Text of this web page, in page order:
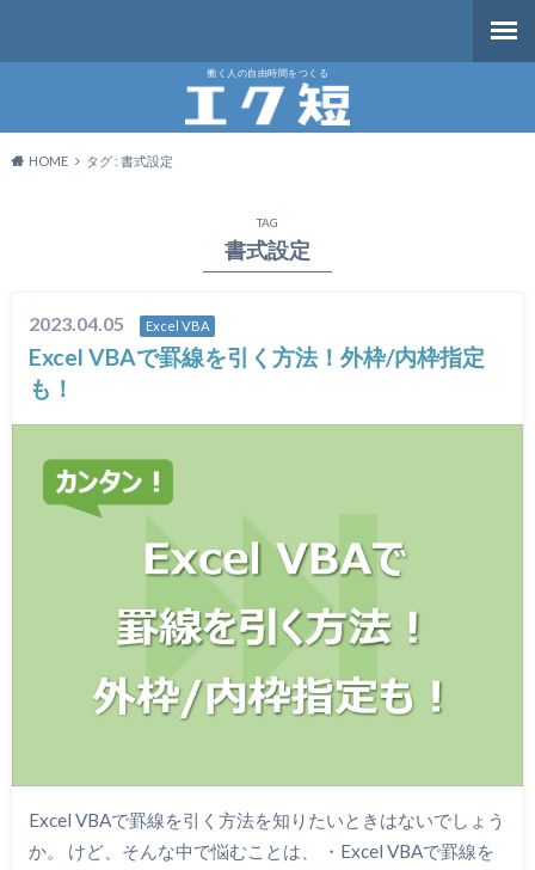
働く人の自由時間をつくる
HOME タグ : 書式設定
TAG
書式設定
2023.04.05 Excel VBA
Excel VBAで罫線を引く方法！外枠/内枠指定
も！
Excel VBAで罫線を引く方法を知りたいときはないでしょう
か。 けど、そんな中で悩むことは、 ・Excel VBAで罫線を